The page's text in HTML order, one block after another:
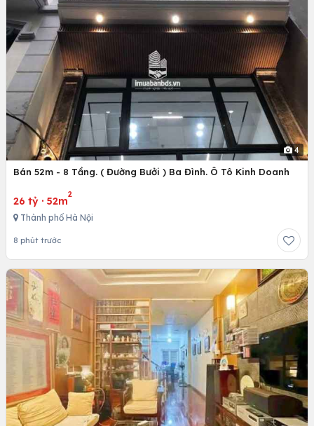
4
Bán 52m - 8 Tầng. ( Đường Bưởi ) Ba Đình. Ô Tô Kinh Doanh
26 tỷ · 52m
2
Thành phố Hà Nội
8 phút trước